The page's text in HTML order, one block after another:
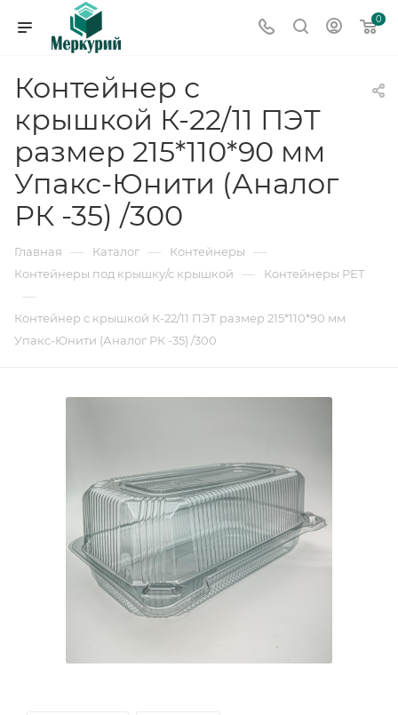
0
Контейнер с
крышкой К-22/11 ПЭТ
размер 215*110*90 мм
Упакс-Юнити (Аналог
РК -35) /300
Главная — Каталог — Контейнеры —
Контейнеры под крышку/с крышкой — Контейнеры РЕТ
—
Контейнер с крышкой К-22/11 ПЭТ размер 215*110*90 мм
Упакс-Юнити (Аналог РК -35) /300